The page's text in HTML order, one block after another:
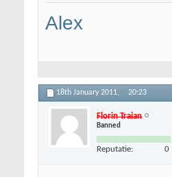
Alex
18th January 2011, 20:23
Florin Traian
Banned
Reputatie: 0